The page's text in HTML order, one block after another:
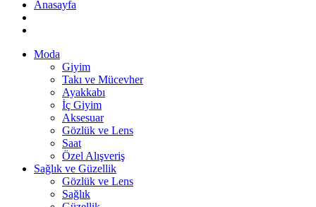
Anasayfa
Moda
Giyim
Takı ve Mücevher
Ayakkabı
İç Giyim
Aksesuar
Gözlük ve Lens
Saat
Özel Alışveriş
Sağlık ve Güzellik
Gözlük ve Lens
Sağlık